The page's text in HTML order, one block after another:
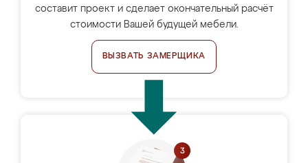
составит проект и сделает окончательный расчёт
стоимости Вашей будущей мебели.
ВЫЗВАТЬ ЗАМЕРЩИКА